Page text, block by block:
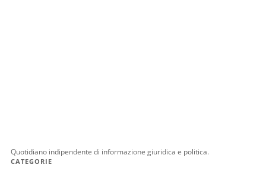
Quotidiano indipendente di informazione giuridica e politica.
CATEGORIE